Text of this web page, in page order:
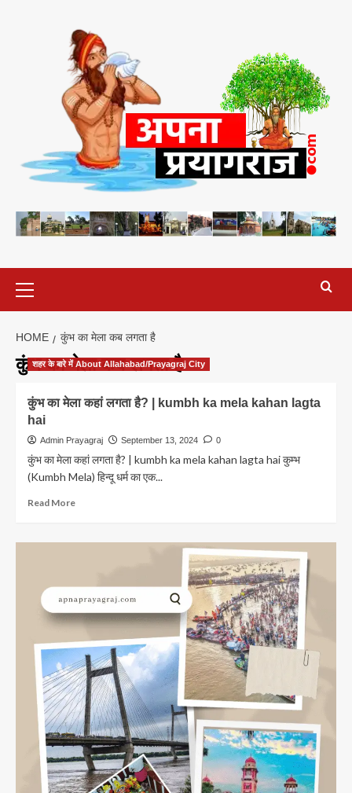
Menu
HOME कुंभ का मेला कब लगता है
कुंभ का मेला कब लगता है
शहर के बारे में About Allahabad/Prayagraj City
कुंभ का मेला कहां लगता है? | kumbh ka mela kahan lagta
hai
Admin Prayagraj September 13, 2024 0
कुंभ का मेला कहां लगता है? | kumbh ka mela kahan lagta hai कुम्भ
(Kumbh Mela) हिन्दू धर्म का एक...
Read MoreRead
कुंभ
कहां
लगता
है?
kumbh
ka
mela
kahan
lagta
hai